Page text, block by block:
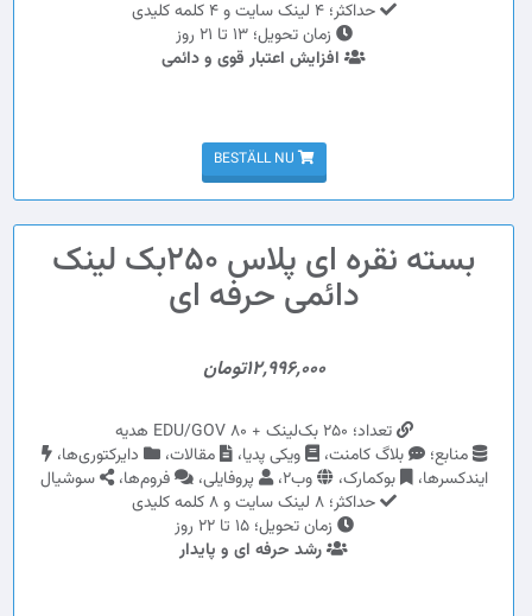
حداکثر؛ 4 لینک سایت و 4 کلمه کلیدی
زمان تحویل؛ 13 تا 21 روز
افزایش اعتبار قوی و دائمی
BESTÄLL NU
بسته نقره ای پلاس 250بک لینک
دائمی حرفه ای
12,996,000تومان
تعداد؛ 250 بک‌لینک + 80 EDU/GOV هدیه
منابع؛
بلاگ کامنت، ویکی پدیا، مقالات،
دایرکتوری‌ها،
ایندکسرها،
بوکمارک، وب2، پروفایلی، فروم‌ها،
سوشیال
حداکثر؛ 8 لینک سایت و 8 کلمه کلیدی
زمان تحویل؛ 15 تا 22 روز
رشد حرفه ای و پایدار